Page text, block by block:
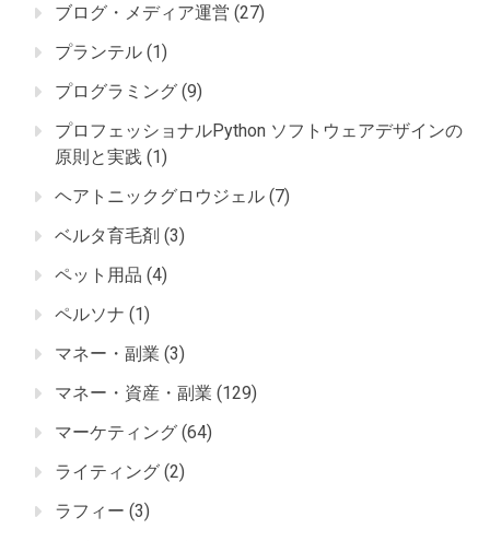
ブログ・メディア運営 (27)
プランテル (1)
プログラミング (9)
プロフェッショナルPython ソフトウェアデザインの
原則と実践 (1)
ヘアトニックグロウジェル (7)
ベルタ育毛剤 (3)
ペット用品 (4)
ペルソナ (1)
マネー・副業 (3)
マネー・資産・副業 (129)
マーケティング (64)
ライティング (2)
ラフィー (3)